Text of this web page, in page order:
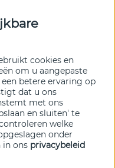
op de hoogte van
aan.
VERZENDEN
cookies en
om u aangepaste
betere ervaring op
dat u ons
met ons
en sluiten' te
welke
onder
in ons privacybeleid